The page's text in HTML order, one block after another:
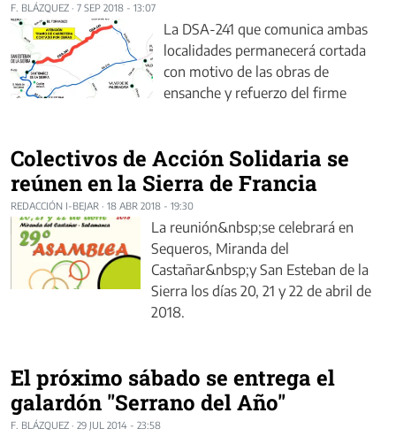
F. BLÁZQUEZ · 7 SEP 2018 - 13:07
La DSA-241 que comunica ambas
localidades permanecerá cortada
con motivo de las obras de
ensanche y refuerzo del firme
Colectivos de Acción Solidaria se
reúnen en la Sierra de Francia
REDACCIÓN I-BEJAR · 18 ABR 2018 - 19:30
La reunión&nbsp;se celebrará en
Sequeros, Miranda del
Castañar&nbsp;y San Esteban de la
Sierra los días 20, 21 y 22 de abril de
2018.
El próximo sábado se entrega el
galardón "Serrano del Año"
F. BLÁZQUEZ · 29 JUL 2014 - 23:58